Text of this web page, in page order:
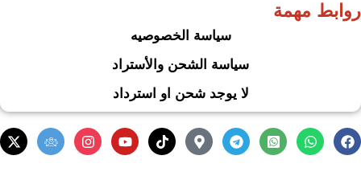
روابط مهمة
سياسة الخصوصيه
سياسة الشحن والأستراد
لا يوجد شحن او استرداد